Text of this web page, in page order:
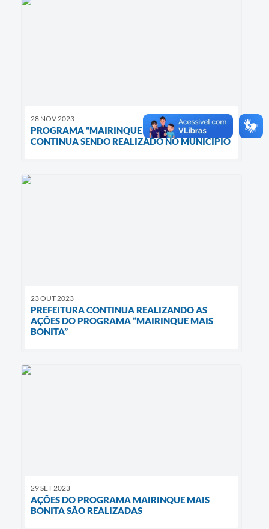
28 NOV 2023
PROGRAMA “MAIRINQUE MAIS BONITA”
CONTINUA SENDO REALIZADO NO MUNICÍPIO
23 OUT 2023
PREFEITURA CONTINUA REALIZANDO AS
AÇÕES DO PROGRAMA “MAIRINQUE MAIS
BONITA”
29 SET 2023
AÇÕES DO PROGRAMA MAIRINQUE MAIS
BONITA SÃO REALIZADAS